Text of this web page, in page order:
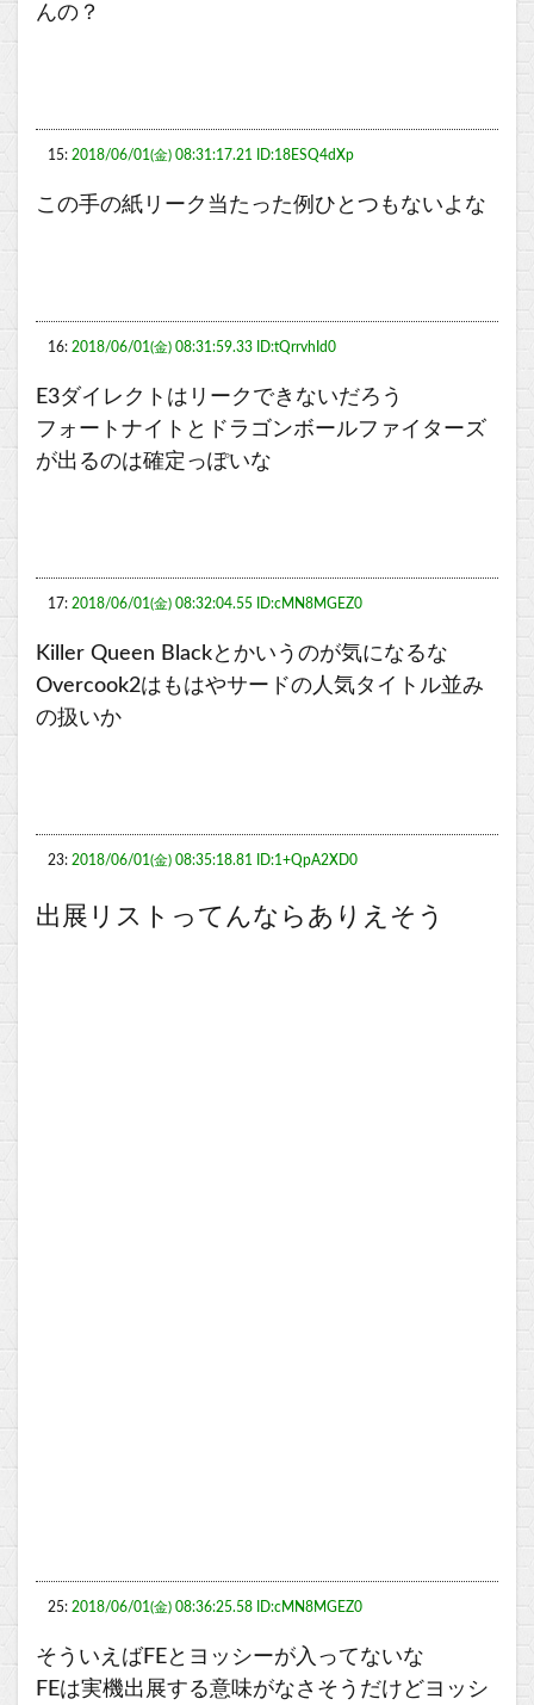
んの？
15: 2018/06/01(金) 08:31:17.21 ID:18ESQ4dXp
この手の紙リーク当たった例ひとつもないよな
16: 2018/06/01(金) 08:31:59.33 ID:tQrrvhId0
E3ダイレクトはリークできないだろう
フォートナイトとドラゴンボールファイターズ
が出るのは確定っぽいな
17: 2018/06/01(金) 08:32:04.55 ID:cMN8MGEZ0
Killer Queen Blackとかいうのが気になるな
Overcook2はもはやサードの人気タイトル並み
の扱いか
23: 2018/06/01(金) 08:35:18.81 ID:1+QpA2XD0
出展リストってんならありえそう
25: 2018/06/01(金) 08:36:25.58 ID:cMN8MGEZ0
そういえばFEとヨッシーが入ってないな
FEは実機出展する意味がなさそうだけどヨッシ